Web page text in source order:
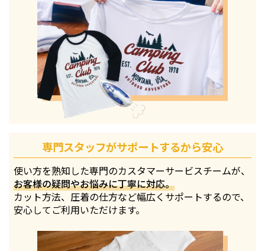
専門スタッフがサポートするから安心
使い方を熟知した専門のカスタマーサービスチームが、
お客様の疑問やお悩みに丁寧に対応。
カット方法、圧着の仕方など幅広くサポートするので、
安心してご利用いただけます。